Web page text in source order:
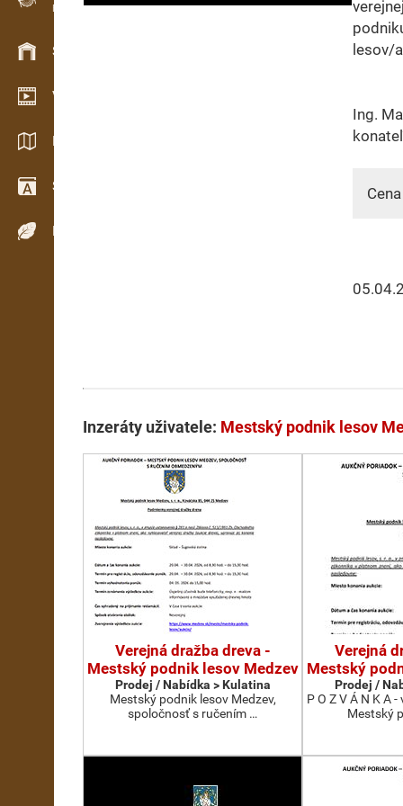
Evidence dřeva v terénu
Skladové hospodářství
Video showroom
Katalogy / Brožury
Slovník
Dřeviny
lesov/
Ing.
Inzeráty uživatele: Mestský podnik lesov
Verejná dražba dreva -
Mestský podnik lesov Medzev
Prodej / Nabídka > Kulatina
Mestský podnik lesov Medzev,
spoločnosť s ručením …
Verejná
Mestský
Prodej /
P O Z V Á N K A
Mestský